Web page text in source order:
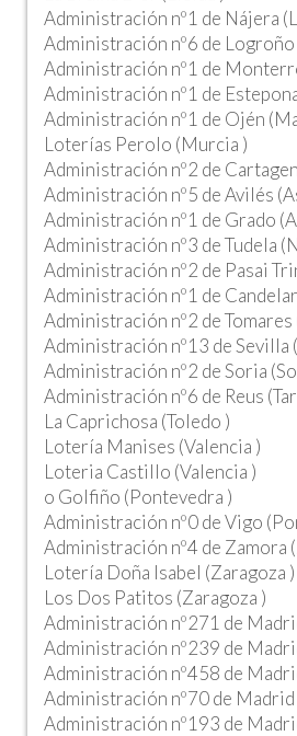
Administración nº1 de Nájera
Administración nº6 de Logroño
Administración nº1 de
Administración nº1 de
Administración nº1 de Ojén
Loterías Perolo (Murcia )
Administración nº2 de
Administración nº5 de Avilés
Administración nº1 de Grado
Administración nº3 de Tudela
Administración nº2 de Pasai
Administración nº1 de
Administración nº2 de Tomares
Administración nº13 de Sevilla
Administración nº2 de Soria
Administración nº6 de Reus
La Caprichosa (Toledo )
Lotería Manises (Valencia )
Loteria Castillo (Valencia )
o Golfiño (Pontevedra )
Administración nº0 de Vigo
Administración nº4 de Zamora
Lotería Doña Isabel (Zaragoza )
Los Dos Patitos (Zaragoza )
Administración nº271 de
Administración nº239 de
Administración nº458 de
Administración nº70 de
Administración nº193 de